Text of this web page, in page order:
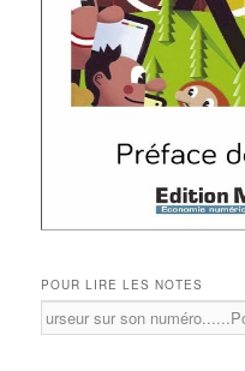
POUR LIRE LES NOTES